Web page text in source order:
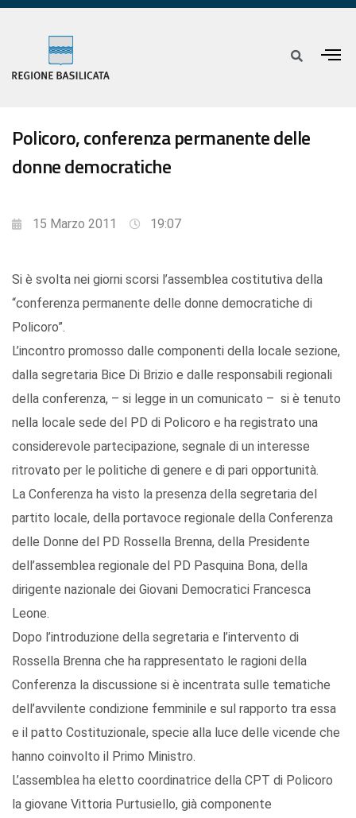
Policoro, conferenza permanente delle
donne democratiche
15 Marzo 2011 19:07
Si è svolta nei giorni scorsi l’assemblea costitutiva della
“conferenza permanente delle donne democratiche di
Policoro”.
L’incontro promosso dalle componenti della locale sezione,
dalla segretaria Bice Di Brizio e dalle responsabili regionali
della conferenza, – si legge in un comunicato – si è tenuto
nella locale sede del PD di Policoro e ha registrato una
considerevole partecipazione, segnale di un interesse
ritrovato per le politiche di genere e di pari opportunità.
La Conferenza ha visto la presenza della segretaria del
partito locale, della portavoce regionale della Conferenza
delle Donne del PD Rossella Brenna, della Presidente
dell’assemblea regionale del PD Pasquina Bona, della
dirigente nazionale dei Giovani Democratici Francesca
Leone.
Dopo l’introduzione della segretaria e l’intervento di
Rossella Brenna che ha rappresentato le ragioni della
Conferenza la discussione si è incentrata sulle tematiche
dell’avvilente condizione femminile e sul rapporto tra essa
e il patto Costituzionale, specie alla luce delle vicende che
hanno coinvolto il Primo Ministro.
L’assemblea ha eletto coordinatrice della CPT di Policoro
la giovane Vittoria Purtusiello, già componente